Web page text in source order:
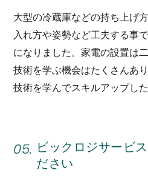
大型の冷蔵庫などの持ち上げ
入れ方や姿勢など工夫する事
になりました。家電の設置は
技術を学ぶ機会はたくさんあ
技術を学んでスキルアップした
05. ビックロジサービ
ださい